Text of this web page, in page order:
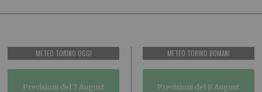
METEO TORINO OGGI
Previsioni del 7 August
METEO TORINO DOMANI
Previsioni del 8 August